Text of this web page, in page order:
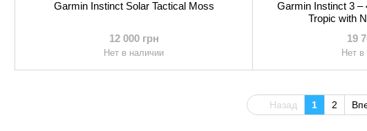
Garmin Instinct Solar Tactical Moss
12 000 грн
Нет в наличии
Garmin Instinct 3
Tropic with
19
Нет в
Назад 1 2